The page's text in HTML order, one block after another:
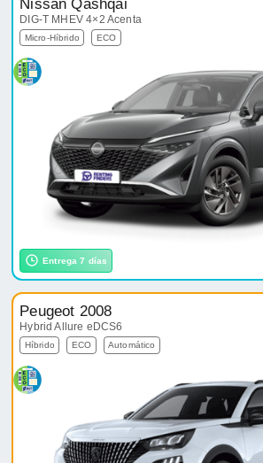
Nissan Qashqai
DIG-T MHEV 4×2 Acenta
Micro-Híbrido ECO
Entrega 7 días
Peugeot 2008
Hybrid Allure eDCS6
Híbrido ECO Automático